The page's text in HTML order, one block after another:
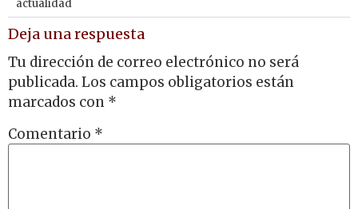
actualidad
Deja una respuesta
Tu dirección de correo electrónico no será
publicada. Los campos obligatorios están
marcados con *
Comentario *